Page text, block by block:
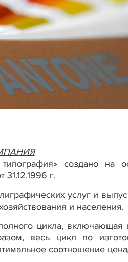
создано на
г.
услуг и
и населения.
цикла, включающая
весь цикл по
соотношение